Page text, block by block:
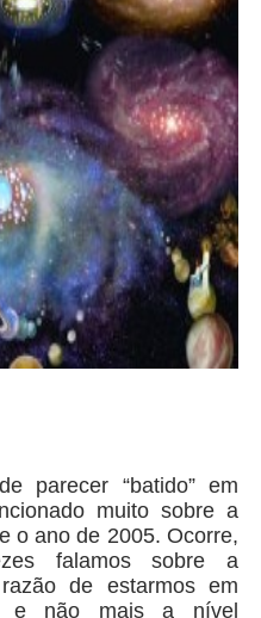
parecer “batido” em
muito sobre a
o ano de 2005. Ocorre,
falamos sobre a
de estarmos em
e não mais a nível